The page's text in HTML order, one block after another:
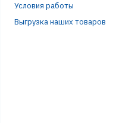
Условия работы
Выгрузка наших товаров